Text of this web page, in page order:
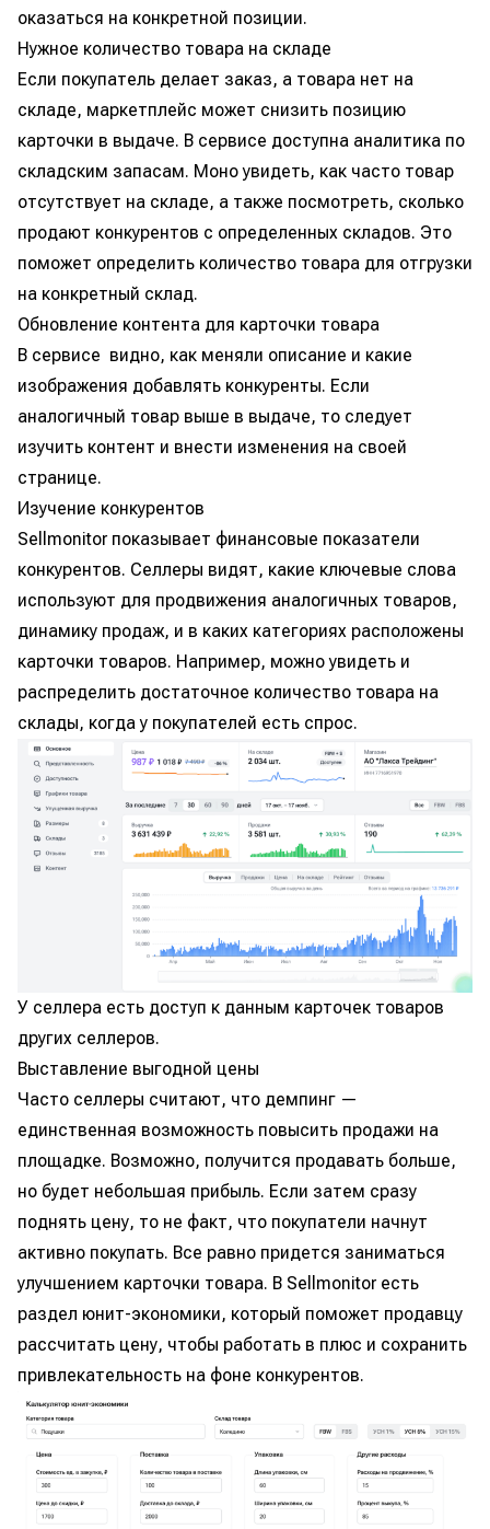
оказаться на конкретной позиции.
Нужное количество товара на складе
Если покупатель делает заказ, а товара нет на
складе, маркетплейс может снизить позицию
карточки в выдаче. В сервисе доступна аналитика по
складским запасам. Моно увидеть, как часто товар
отсутствует на складе, а также посмотреть, сколько
продают конкурентов с определенных складов. Это
поможет определить количество товара для отгрузки
на конкретный склад.
Обновление контента для карточки товара
В сервисе видно, как меняли описание и какие
изображения добавлять конкуренты. Если
аналогичный товар выше в выдаче, то следует
изучить контент и внести изменения на своей
странице.
Изучение конкурентов
Sellmonitor показывает финансовые показатели
конкурентов. Селлеры видят, какие ключевые слова
используют для продвижения аналогичных товаров,
динамику продаж, и в каких категориях расположены
карточки товаров. Например, можно увидеть и
распределить достаточное количество товара на
склады, когда у покупателей есть спрос.
У селлера есть доступ к данным карточек товаров
других селлеров.
Выставление выгодной цены
Часто селлеры считают, что демпинг —
единственная возможность повысить продажи на
площадке. Возможно, получится продавать больше,
но будет небольшая прибыль. Если затем сразу
поднять цену, то не факт, что покупатели начнут
активно покупать. Все равно придется заниматься
улучшением карточки товара. В Sellmonitor есть
раздел юнит-экономики, который поможет продавцу
рассчитать цену, чтобы работать в плюс и сохранить
привлекательность на фоне конкурентов.